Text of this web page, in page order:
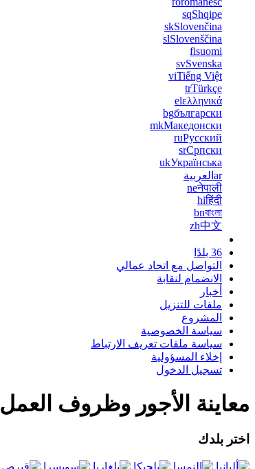
sqShqipe
skSlovenčina
slSlovenščina
fisuomi
svSvenska
viTiếng Việt
trTürkçe
elελληνικά
bgбългарски
mkМакедонски
ruРусский
srСрпски
ukУкраїнська
ar العربية
neनेपाली
hiहिंदी
bnবাংলা
zh中文
36 بلدًا
التواصل مع اتحاد عمالي
الانضمام لنقابة
أخبار
ملفات للتنزيل
المشروع
سياسة الخصوصية
سياسة ملفات تعريف الارتباط
إخلاء المسؤولية
تسجيل الدخول
معاينة الأجور وظروف العمل
اختر بلدك